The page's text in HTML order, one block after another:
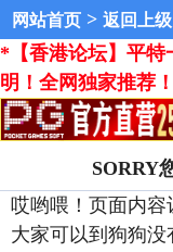
网站首页 > 返回上级
*【香港论坛】平特
明！全网独家推荐！
SORRY
哎哟喂！页面内容
大家可以到狗狗没